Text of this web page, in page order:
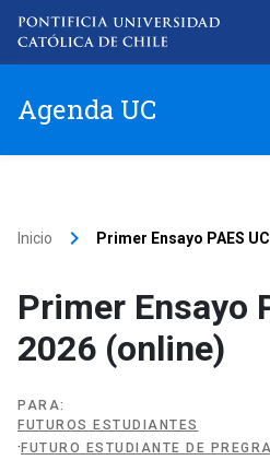
Agenda UC
Item 2
Item 3
Item 4
Inicio keyboard_arrow_right Primer Ensayo PAES
Primer Ensayo
2026 (online)
PARA:
FUTUROS ESTUDIANTES
· FUTURO ESTUDIANTE DE